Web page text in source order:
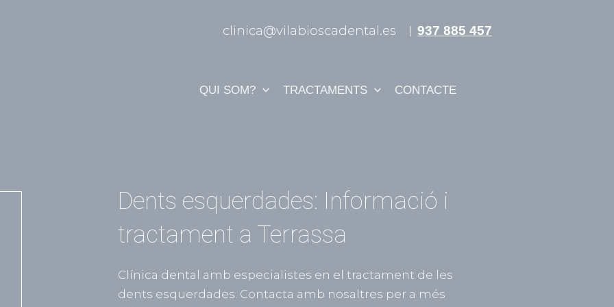
clinica@vilabioscadental.es 937 885 457
QUI SOM? TRACTAMENTS CONTACTE
Dents esquerdades: Informació i
tractament a Terrassa
Clínica dental amb especialistes en el tractament de les
dents esquerdades. Contacta amb nosaltres per a més